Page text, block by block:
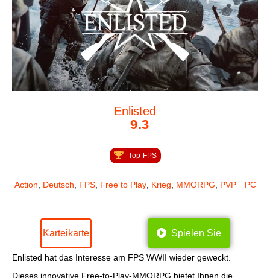
Enlisted
9.3
Top-FPS
Action, Deutsch, FPS, Free to Play, Krieg, MMORPG, PVP PC
Karteikarte Spielen Sie
Enlisted hat das Interesse am FPS WWII wieder geweckt.
Dieses innovative Free-to-Play-MMORPG bietet Ihnen die